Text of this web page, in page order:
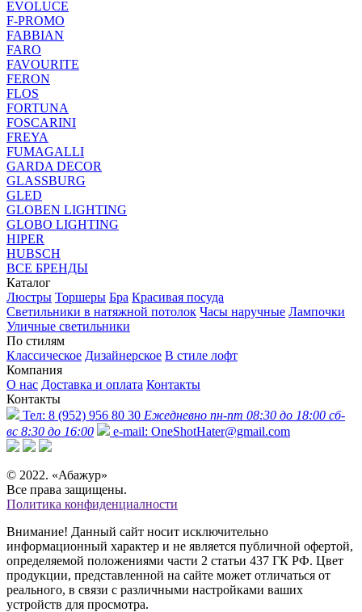
EVOLUCE
F-PROMO
FABBIAN
FARO
FAVOURITE
FERON
FLOS
FORTUNA
FOSCARINI
FREYA
FUMAGALLI
GARDA DECOR
GLASSBURG
GLED
GLOBEN LIGHTING
GLOBO LIGHTING
HIPER
HUBSCH
ВСЕ БРЕНДЫ
Каталог
Люстры Торшеры Бра Красивая посуда
Светильники в натяжной потолок Часы наручные Лампочки
Уличные светильники
По стилям
Классическое Дизайнерское В стиле лофт
Компания
О нас Доставка и оплата Контакты
Контакты
Тел: 8 (952) 956 80 30 Ежедневно пн-пт 08:30 до 18:00 сб-
вс 8:30 до 16:00
e-mail: OneShotHater@gmail.com
© 2022. «Абажур»
Все права защищены.
Политика конфиденциалности
Внимание! Данный сайт носит исключительно
информационный характер и не является публичной офертой,
определяемой положениями части 2 статьи 437 ГК РФ. Цвет
продукции, представленной на сайте может отличаться от
реального, в связи с различными настройками ваших
устройств для просмотра.